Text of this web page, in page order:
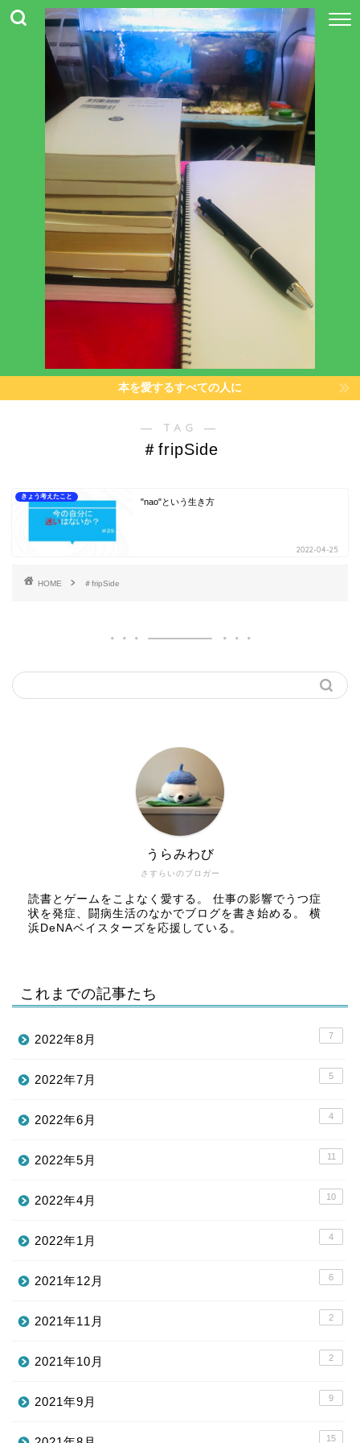
本を愛するすべての人に
― TAG ―
＃fripSide
きょう考えたこと
"nao"という生き方
2022-04-25
HOME ＃fripSide
さすらいのブロガー
うらみわび
読書とゲームをこよなく愛する。 仕事の影響でうつ症
状を発症、闘病生活のなかでブログを書き始める。 横
浜DeNAベイスターズを応援している。
これまでの記事たち
2022年8月 7
2022年7月 5
2022年6月 4
2022年5月 11
2022年4月 10
2022年1月 4
2021年12月 6
2021年11月 2
2021年10月 2
2021年9月 9
15